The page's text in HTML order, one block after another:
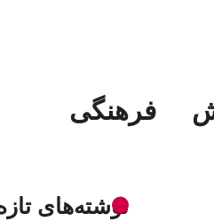
فرهنگی
نوشته‌های